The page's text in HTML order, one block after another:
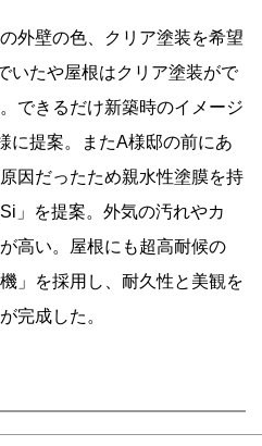
外壁の色、クリア塗装を希望
いたや屋根はクリア塗装がで
できるだけ新築時のイメージ
に提案。またA様邸の前にあ
因だったため親水性塗膜を持
」を提案。外気の汚れやカ
高い。屋根にも超高耐候の
」を採用し、耐久性と美観を
完成した。